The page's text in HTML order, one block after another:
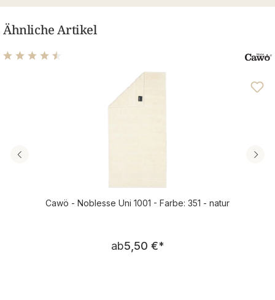
Ähnliche Artikel
Durchschnittliche Bewertung von 4.61 von 5 Sternen
Cawö - Noblesse Uni 1001 - Farbe: 351 - natur
Regulärer Preis:
ab5,50 €*